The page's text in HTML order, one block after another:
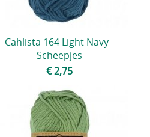
Cahlista 164 Light Navy -
Scheepjes
€ 2,75